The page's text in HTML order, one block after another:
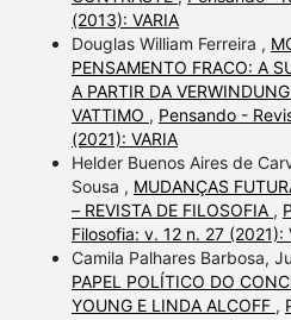
(2013): VARIA
Douglas William Ferreira ,
PENSAMENTO FRACO: A
A PARTIR DA
VATTIMO , Pensando -
(2021): VARIA
Helder Buenos Aires de
Sousa , MUDANÇAS
– REVISTA DE FILOSOFIA ,
Filosofia: v. 12 n. 27 (2021):
Camila Palhares Barbosa,
PAPEL POLÍTICO DO
YOUNG E LINDA ALCOFF ,